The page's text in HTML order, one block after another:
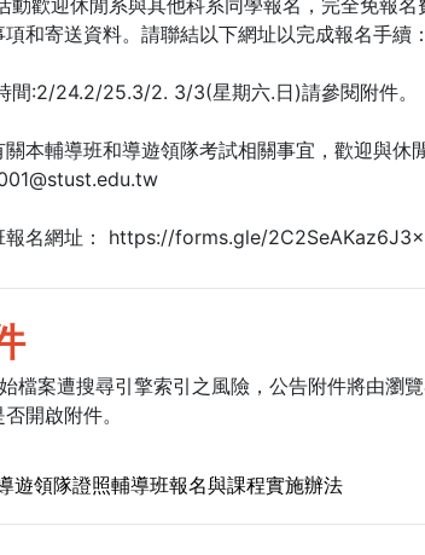
動歡迎休閒系與其他科系同學報名，完全免報
項和寄送資料。請聯結以下網址以完成報名手
間:2/24.2/25.3/2. 3/3(星期六.日)請參閱附件。
本輔導班和導遊領隊考試相關事宜，歡迎與休
報名網址： https://forms.gle/
檔案遭搜尋引擎索引之風險，公告附件將由瀏
開啟附件。
遊領隊證照輔導班報名與課程實施辦法